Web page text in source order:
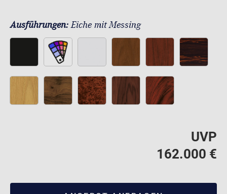
Ausführungen:Eiche mit Messing
UVP
162.000 €